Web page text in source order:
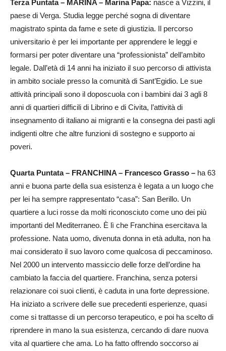
Terza Puntata – MARINA – Marina Papa: nasce a Vizzini, il
paese di Verga. Studia legge perché sogna di diventare
magistrato spinta da fame e sete di giustizia. Il percorso
universitario è per lei importante per apprendere le leggi e
formarsi per poter diventare una “professionista” dell’ambito
legale. Dall’età di 14 anni ha iniziato il suo percorso di attivista
in ambito sociale presso la comunità di Sant’Egidio. Le sue
attività principali sono il doposcuola con i bambini dai 3 agli 8
anni di quartieri difficili di Librino e di Civita, l’attività di
insegnamento di italiano ai migranti e la consegna dei pasti agli
indigenti oltre che altre funzioni di sostegno e supporto ai
poveri.
Quarta Puntata – FRANCHINA – Francesco Grasso – ha 63
anni e buona parte della sua esistenza è legata a un luogo che
per lei ha sempre rappresentato “casa”: San Berillo. Un
quartiere a luci rosse da molti riconosciuto come uno dei più
importanti del Mediterraneo. È lì che Franchina esercitava la
professione. Nata uomo, divenuta donna in età adulta, non ha
mai considerato il suo lavoro come qualcosa di peccaminoso.
Nel 2000 un intervento massiccio delle forze dell’ordine ha
cambiato la faccia del quartiere. Franchina, senza potersi
relazionare coi suoi clienti, è caduta in una forte depressione.
Ha iniziato a scrivere delle sue precedenti esperienze, quasi
come si trattasse di un percorso terapeutico, e poi ha scelto di
riprendere in mano la sua esistenza, cercando di dare nuova
vita al quartiere che ama. Lo ha fatto offrendo soccorso ai